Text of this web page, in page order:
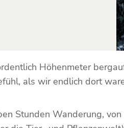
Höhenmeter
als wir endlich dort
Stunden Wanderung,